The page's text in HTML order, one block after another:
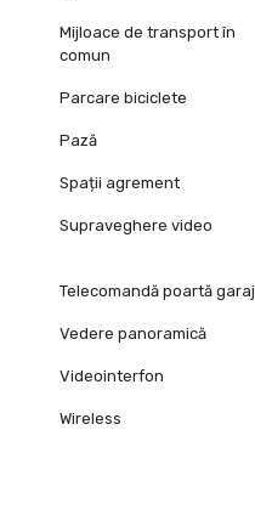
Mijloace de transport în
comun
Parcare biciclete
Pază
Spații agrement
Supraveghere video
Telecomandă poartă garaj
Vedere panoramică
Videointerfon
Wireless